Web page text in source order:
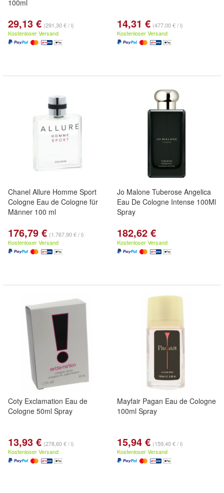
100ml
29,13 € (291,30 € / l)
Kostenloser Versand
14,31 € (477,00 € / l)
Kostenloser Versand
Chanel Allure Homme Sport
Cologne Eau de Cologne für
Männer 100 ml
176,79 € (1.767,90 € / l)
Kostenloser Versand
Jo Malone Tuberose Angelica
Eau De Cologne Intense 100Ml
Spray
182,62 €
Kostenloser Versand
Coty Exclamation Eau de
Cologne 50ml Spray
13,93 € (278,60 € / l)
Kostenloser Versand
Mayfair Pagan Eau de Cologne
100ml Spray
15,94 € (159,40 € / l)
Kostenloser Versand